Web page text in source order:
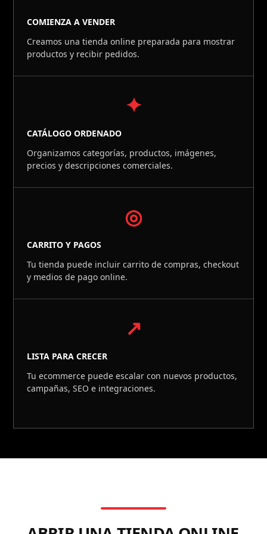
COMIENZA A VENDER
Creamos una tienda online preparada para mostrar
productos y recibir pedidos.
✦
CATÁLOGO ORDENADO
Organizamos categorías, productos, imágenes,
precios y descripciones comerciales.
◎
CARRITO Y PAGOS
Tu tienda puede incluir carrito de compras, checkout
y medios de pago online.
↗
LISTA PARA CRECER
Tu ecommerce puede escalar con nuevos productos,
campañas, SEO e integraciones.